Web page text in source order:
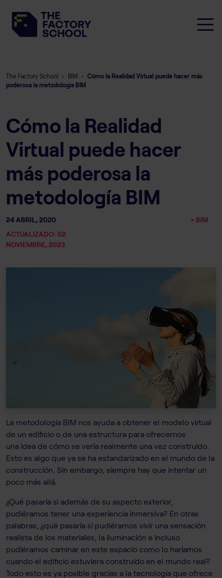
The Factory School > BIM > Cómo la Realidad Virtual puede hacer más
poderosa la metodología BIM
Cómo la Realidad
Virtual puede hacer
más poderosa la
metodología BIM
24 ABRIL, 2020
ACTUALIZADO: 02
NOVIEMBRE, 2023
> BIM
La metodología BIM nos ayuda a obtener el modelo virtual
de un edificio o de una estructura para ofrecernos
una idea de cómo se vería realmente una vez construido.
Esto es algo que ya se ha estandarizado en el mundo de la
construcción. Sin embargo, siempre hay que intentar un
poco más allá.
¿Qué pasaría si además de su aspecto exterior,
pudiéramos tener una experiencia inmersiva? En otras
palabras, ¿qué pasaría si pudiéramos vivir una sensación
realista de los materiales, la iluminación e incluso
pudiéramos caminar en este espacio como lo haríamos
cuando el edificio estuviera construido en el mundo real?
Todo esto es ya posible gracias a la tecnología que ofrece